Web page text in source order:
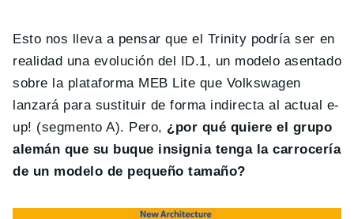
Esto nos lleva a pensar que el Trinity podría ser en
realidad una evolución del ID.1, un modelo asentado
sobre la plataforma MEB Lite que Volkswagen
lanzará para sustituir de forma indirecta al actual e-
up! (segmento A). Pero, ¿por qué quiere el grupo
alemán que su buque insignia tenga la carrocería
de un modelo de pequeño tamaño?